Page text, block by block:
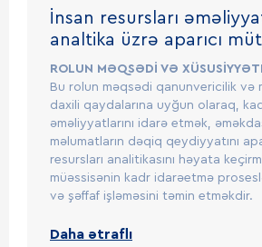
İnsan resursları
analtika üzrə aparıcı
ROLUN MƏQSƏDİ VƏ
Bu rolun məqsədi qanunvericilik və
daxili qaydalarına uyğun olaraq,
əməliyyatlarını idarə etmək,
məlumatların dəqiq qeydiyyatını
resursları analitikasını həyata
müəssisənin kadr idarəetmə
və şəffaf işləməsini təmin etməkdir.
Daha ətraflı